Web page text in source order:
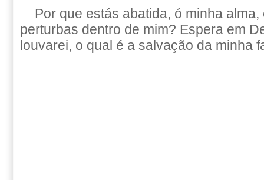
Por que estás abatida, ó minha alma,
perturbas dentro de mim? Espera em
louvarei, o qual é a salvação da minha